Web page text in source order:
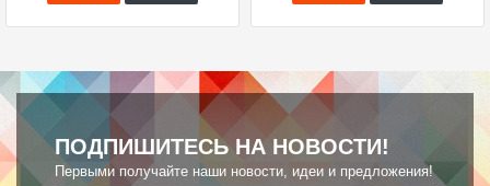
ПОДПИШИТЕСЬ НА НОВОСТИ!
Первыми получайте наши новости, идеи и предложения!